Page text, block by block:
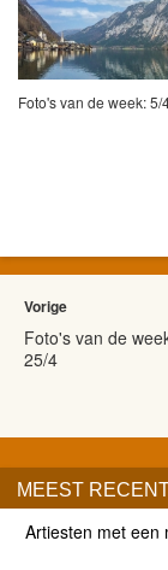
Foto's van de week: 5/
Vorige
Foto's van de
25/4
MEEST
Artiesten met een